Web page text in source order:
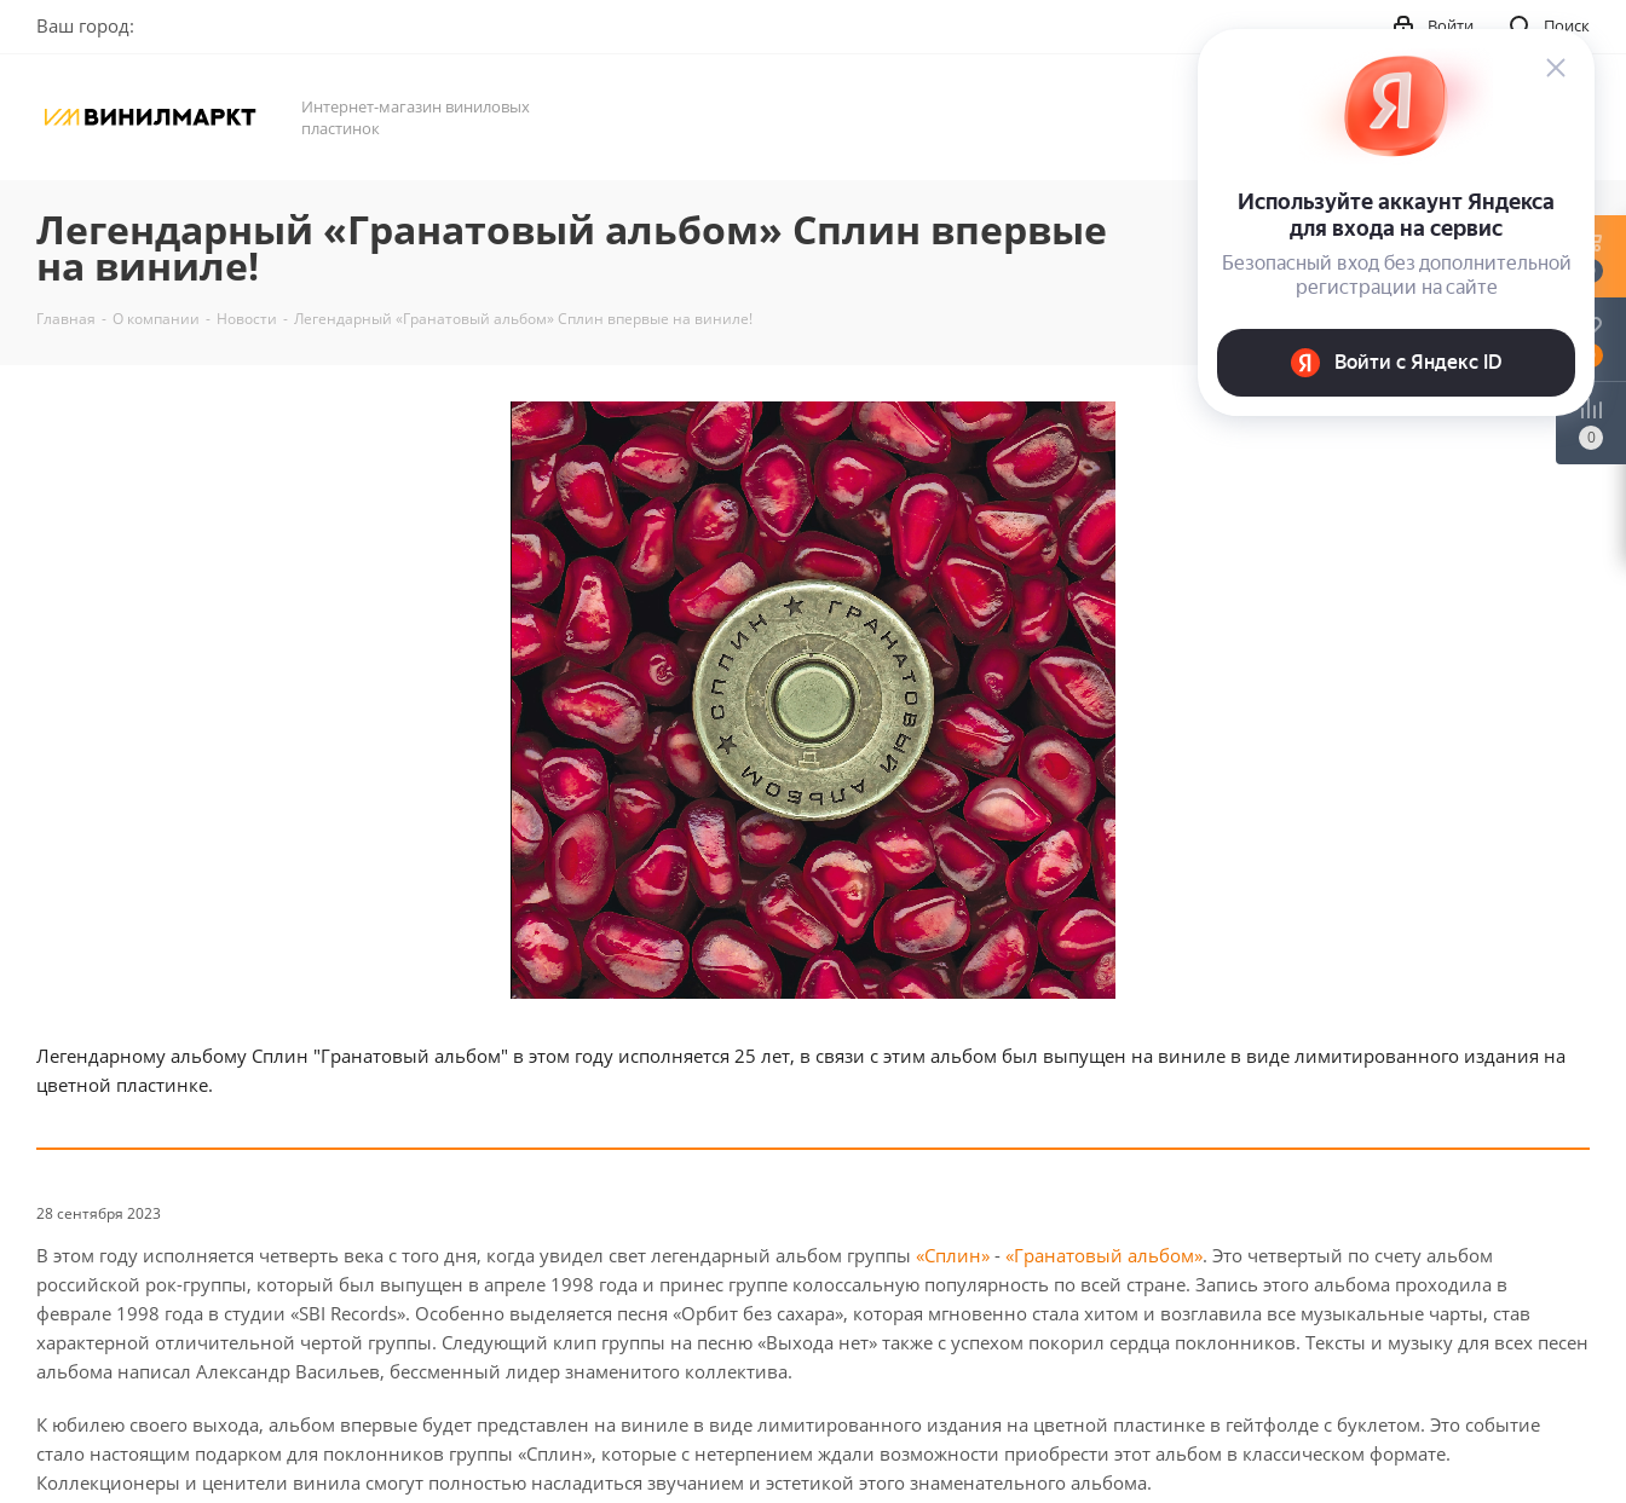
Ваш город: Поиск
Войти
Интернет-магазин виниловых
пластинок
Легендарный «Гранатовый альбом» Сплин впервые
на виниле!
Главная - О компании - Новости - Легендарный «Гранатовый альбом» Сплин впервые на виниле!
Легендарному альбому Сплин "Гранатовый альбом" в этом году исполняется 25 лет, в связи с этим альбом был выпущен на виниле в виде лимитированного издания на
цветной пластинке.
28 сентября 2023
В этом году исполняется четверть века с того дня, когда увидел свет легендарный альбом группы «Сплин» - «Гранатовый альбом». Это четвертый по счету альбом
российской рок-группы, который был выпущен в апреле 1998 года и принес группе колоссальную популярность по всей стране. Запись этого альбома проходила в
феврале 1998 года в студии «SBI Records». Особенно выделяется песня «Орбит без сахара», которая мгновенно стала хитом и возглавила все музыкальные чарты, став
характерной отличительной чертой группы. Следующий клип группы на песню «Выхода нет» также с успехом покорил сердца поклонников. Тексты и музыку для всех песен
альбома написал Александр Васильев, бессменный лидер знаменитого коллектива.
К юбилею своего выхода, альбом впервые будет представлен на виниле в виде лимитированного издания на цветной пластинке в гейтфолде с буклетом. Это событие
стало настоящим подарком для поклонников группы «Сплин», которые с нетерпением ждали возможности приобрести этот альбом в классическом формате.
Коллекционеры и ценители винила смогут полностью насладиться звучанием и эстетикой этого знаменательного альбома.
0
0
0